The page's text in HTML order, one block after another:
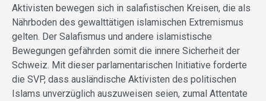
Aktivisten bewegen sich in salafistischen Kreisen, die als
Nährboden des gewalttätigen islamischen Extremismus
gelten. Der Salafismus und andere islamistische
Bewegungen gefährden somit die innere Sicherheit der
Schweiz. Mit dieser parlamentarischen Initiative forderte
die SVP, dass ausländische Aktivisten des politischen
Islams unverzüglich auszuweisen seien, zumal Attentate